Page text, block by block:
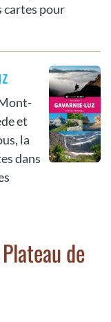
cartes pour
et
la
dans
de